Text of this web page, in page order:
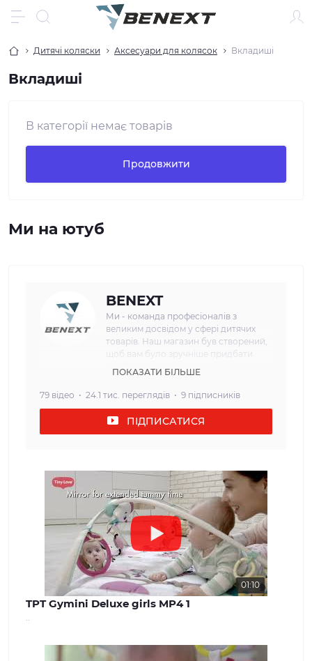
Дитячі коляски Аксесуари для колясок Вкладиші
Вкладиші
В категорії немає товарів
Продовжити
Ми на ютуб
BENEXT
Ми - команда професіоналів з
великим досвідом у сфері дитячих
товарів. Наш магазин був створений,
щоб вам було зручніше придбати
життя. Наша мета: Ми прагнемо
забезпечити наших клієнтів
найвищою якістю та безпекою
дитячих товарів. Кожен товар, який
ми пропонуємо, проходить сувору
магазині ви знайдете широкий вибір
дитячих товарів, які задовольнять
потреби дітей різного віку. Від
комфортних та затишних колясок і
автокрісел до взуття та одягу для
дітей різного віку. Ми прагнемо
забезпечити нашим клієнтам
максимальний вибір і можливість
знайти все, що необхідно для
молодої сім'ї. Наші цінності: Ми
вважаємо, що довіра і задоволення
консультацію та вирішити будь-які
ПОКАЗАТИ БІЛЬШЕ
79 відео 24.1 тис. переглядів 9 підписників
ПІДПИСАТИСЯ
01:10
TPT Gymini Deluxe girls MP4 1